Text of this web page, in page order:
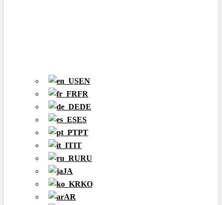
EN
FR
DE
ES
PT
IT
RU
JA
KO
AR